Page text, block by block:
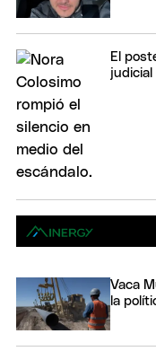
El
judicial
Vaca
la